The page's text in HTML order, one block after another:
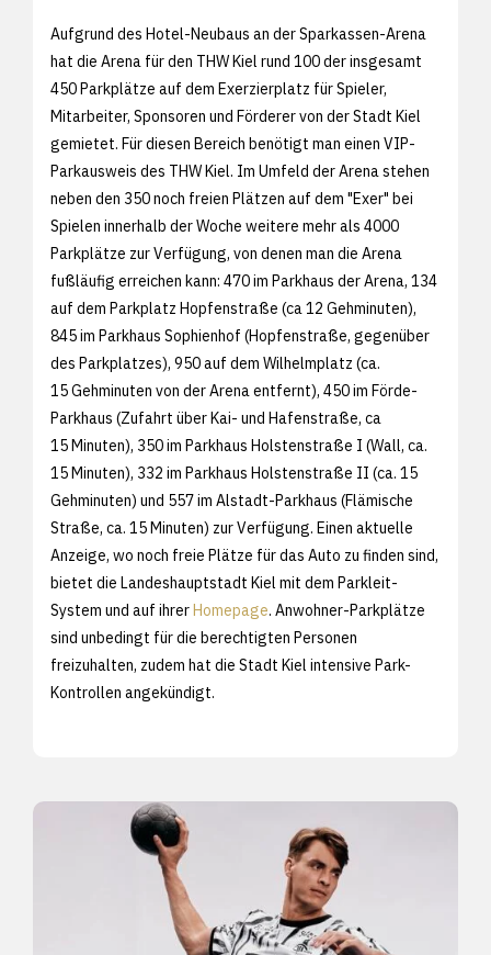
Aufgrund des Hotel-Neubaus an der Sparkassen-Arena
hat die Arena für den THW Kiel rund 100 der insgesamt
450 Parkplätze auf dem Exerzierplatz für Spieler,
Mitarbeiter, Sponsoren und Förderer von der Stadt Kiel
gemietet. Für diesen Bereich benötigt man einen VIP-
Parkausweis des THW Kiel. Im Umfeld der Arena stehen
neben den 350 noch freien Plätzen auf dem "Exer" bei
Spielen innerhalb der Woche weitere mehr als 4000
Parkplätze zur Verfügung, von denen man die Arena
fußläufig erreichen kann: 470 im Parkhaus der Arena, 134
auf dem Parkplatz Hopfenstraße (ca 12 Gehminuten),
845 im Parkhaus Sophienhof (Hopfenstraße, gegenüber
des Parkplatzes), 950 auf dem Wilhelmplatz (ca.
15 Gehminuten von der Arena entfernt), 450 im Förde-
Parkhaus (Zufahrt über Kai- und Hafenstraße, ca
15 Minuten), 350 im Parkhaus Holstenstraße I (Wall, ca.
15 Minuten), 332 im Parkhaus Holstenstraße II (ca. 15
Gehminuten) und 557 im Alstadt-Parkhaus (Flämische
Straße, ca. 15 Minuten) zur Verfügung. Einen aktuelle
Anzeige, wo noch freie Plätze für das Auto zu finden sind,
bietet die Landeshauptstadt Kiel mit dem Parkleit-
System und auf ihrerHomepage. Anwohner-Parkplätze
sind unbedingt für die berechtigten Personen
freizuhalten, zudem hat die Stadt Kiel intensive Park-
Kontrollen angekündigt.